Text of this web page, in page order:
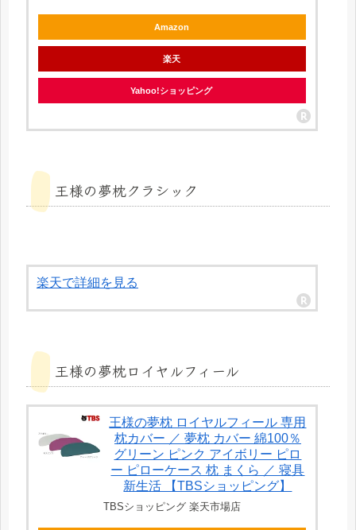
Amazon
楽天
Yahoo!ショッピング
王様の夢枕クラシック
楽天で詳細を見る
王様の夢枕ロイヤルフィール
王様の夢枕 ロイヤルフィール 専用
枕カバー ／ 夢枕 カバー 綿100％
グリーン ピンク アイボリー ピロ
ー ピローケース 枕 まくら ／ 寝具
新生活 【TBSショッピング】
TBSショッピング 楽天市場店